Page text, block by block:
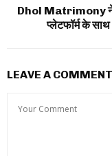
Dhol Matrimony ने
प्लेटफॉर्म के
LEAVE A COMMENT